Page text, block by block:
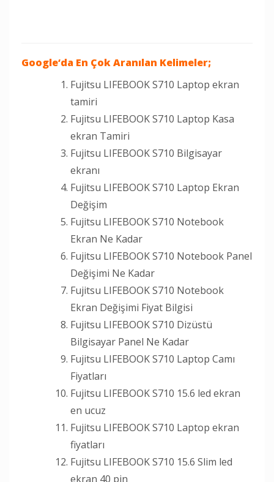
Google‘da En Çok Aranılan Kelimeler;
Fujitsu LIFEBOOK S710 Laptop ekran
tamiri
Fujitsu LIFEBOOK S710 Laptop Kasa
ekran Tamiri
Fujitsu LIFEBOOK S710 Bilgisayar
ekranı
Fujitsu LIFEBOOK S710 Laptop Ekran
Değişim
Fujitsu LIFEBOOK S710 Notebook
Ekran Ne Kadar
Fujitsu LIFEBOOK S710 Notebook Panel
Değişimi Ne Kadar
Fujitsu LIFEBOOK S710 Notebook
Ekran Değişimi Fiyat Bilgisi
Fujitsu LIFEBOOK S710 Dizüstü
Bilgisayar Panel Ne Kadar
Fujitsu LIFEBOOK S710 Laptop Camı
Fiyatları
Fujitsu LIFEBOOK S710 15.6 led ekran
en ucuz
Fujitsu LIFEBOOK S710 Laptop ekran
fiyatları
Fujitsu LIFEBOOK S710 15.6 Slim led
ekran 40 pin